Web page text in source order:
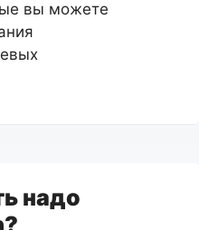
вы можете
надо